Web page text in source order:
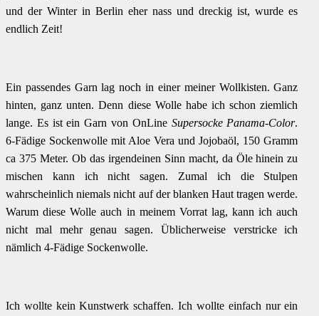
und der Winter in Berlin eher nass und dreckig ist, wurde es
endlich Zeit!
Ein passendes Garn lag noch in einer meiner Wollkisten. Ganz
hinten, ganz unten. Denn diese Wolle habe ich schon ziemlich
lange. Es ist ein Garn von OnLine Supersocke Panama-Color.
6-Fädige Sockenwolle mit Aloe Vera und Jojobaöl, 150 Gramm
ca 375 Meter. Ob das irgendeinen Sinn macht, da Öle hinein zu
mischen kann ich nicht sagen. Zumal ich die Stulpen
wahrscheinlich niemals nicht auf der blanken Haut tragen werde.
Warum diese Wolle auch in meinem Vorrat lag, kann ich auch
nicht mal mehr genau sagen. Üblicherweise verstricke ich
nämlich 4-Fädige Sockenwolle.
Ich wollte kein Kunstwerk schaffen. Ich wollte einfach nur ein